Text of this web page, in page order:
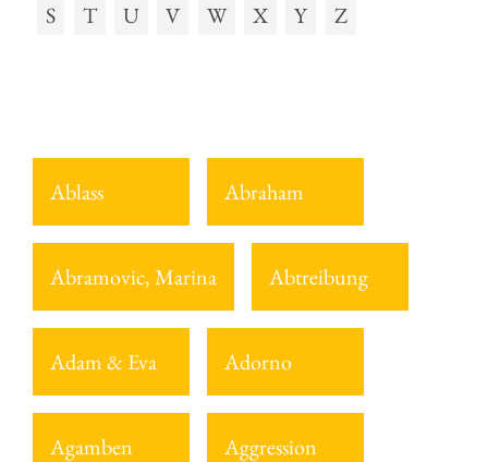
S
T U V W X Y Z
Ablass Abraham
Abramovic, Marina Abtreibung
Adam & Eva Adorno
Agamben Aggression